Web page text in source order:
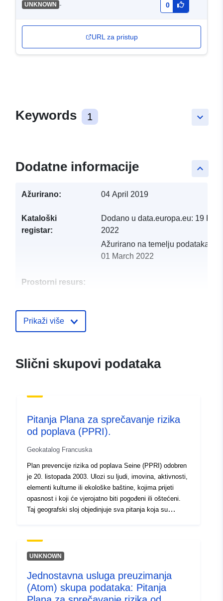
UNKNOWN - 0
URL za pristup
keyboard_arrow_down
Keywords 1
keyboard_arrow_up
Dodatne informacije
Ažurirano: 04 April 2019
Kataloški
registar:
Dodano u data.europa.eu: 19
2022
Ažurirano na temelju
01 March 2022
Prostorni resurs:
3444a461bfbf
4898-94e5-4d94d67579a5
Tip:
Resurs:
codelist/SpatialDataServiceType/
Prikaži više
Slični skupovi podataka
Pitanja Plana za sprečavanje rizika
od poplava (PPRI).
Geokatalog Francuska
Plan prevencije rizika od poplava Seine (PPRI) odobren
je 20. listopada 2003. Ulozi su ljudi, imovina, aktivnosti,
elementi kulturne ili ekološke baštine, kojima prijeti
opasnost i koji će vjerojatno biti pogođeni ili oštećeni.
Taj geografski sloj objedinjuje sva pitanja koja su
pojedinaca izloženih opasnostima u vrijeme izrade plana
za sprečavanje rizika. Ti se podaci ne ažuriraju nakon
pitanja se prema potrebi ponovno izračunavaju s
ažuriranim izvorima podataka.
UNKNOWN
Jednostavna usluga preuzimanja
(Atom) skupa podataka: Pitanja